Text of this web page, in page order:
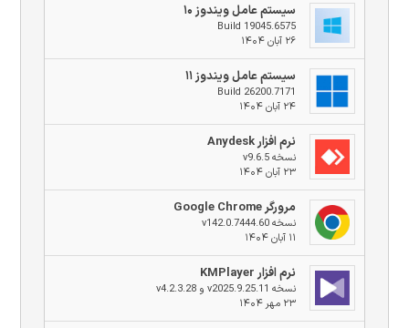
سیستم عامل ویندوز ۱۰
Build 19045.6575
۲۶ آبان ۱۴۰۴
سیستم عامل ویندوز ۱۱
Build 26200.7171
۲۴ آبان ۱۴۰۴
نرم افزار Anydesk
نسخه v9.6.5
۲۳ آبان ۱۴۰۴
مرورگر Google Chrome
نسخه v142.0.7444.60
۱۱ آبان ۱۴۰۴
نرم افزار KMPlayer
نسخه v2025.9.25.11 و v4.2.3.28
۲۳ مهر ۱۴۰۴